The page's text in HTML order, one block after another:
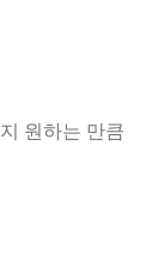
원하는 만큼